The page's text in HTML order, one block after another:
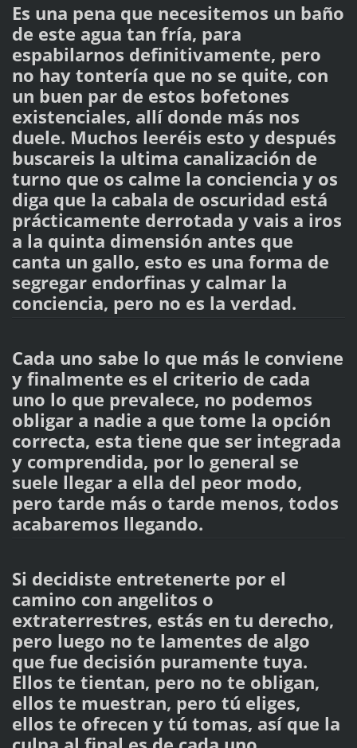
Es una pena que necesitemos un baño
de este agua tan fría, para
espabilarnos definitivamente, pero
no hay tontería que no se quite, con
un buen par de estos bofetones
existenciales, allí donde más nos
duele. Muchos leeréis esto y después
buscareis la ultima canalización de
turno que os calme la conciencia y os
diga que la cabala de oscuridad está
prácticamente derrotada y vais a iros
a la quinta dimensión antes que
canta un gallo, esto es una forma de
segregar endorfinas y calmar la
conciencia, pero no es la verdad.
Cada uno sabe lo que más le conviene
y finalmente es el criterio de cada
uno lo que prevalece, no podemos
obligar a nadie a que tome la opción
correcta, esta tiene que ser integrada
y comprendida, por lo general se
suele llegar a ella del peor modo,
pero tarde más o tarde menos, todos
acabaremos llegando.
Si decidiste entretenerte por el
camino con angelitos o
extraterrestres, estás en tu derecho,
pero luego no te lamentes de algo
que fue decisión puramente tuya.
Ellos te tientan, pero no te obligan,
ellos te muestran, pero tú eliges,
ellos te ofrecen y tú tomas, así que la